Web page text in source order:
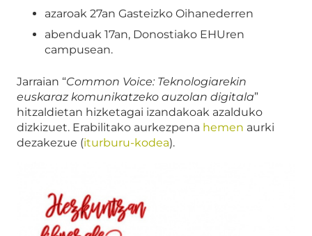
azaroak 27an Gasteizko Oihanederren
abenduak 17an, Donostiako EHUren
campusean.
Jarraian “Common Voice: Teknologiarekin
euskaraz komunikatzeko auzolan digitala”
hitzaldietan hizketagai izandakoak azalduko
dizkizuet. Erabilitako aurkezpena hemen aurki
dezakezue (iturburu-kodea).